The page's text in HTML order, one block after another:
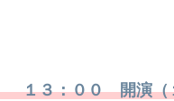
１３：００ 開演（